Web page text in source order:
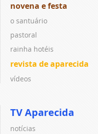
novena e festa
o santuário
pastoral
rainha hotéis
revista de aparecida
vídeos
TV Aparecida
notícias